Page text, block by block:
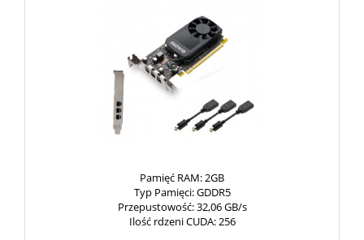
Pamięć RAM: 2GB
Typ Pamięci: GDDR5
Przepustowość: 32,06 GB/s
Ilość rdzeni CUDA: 256